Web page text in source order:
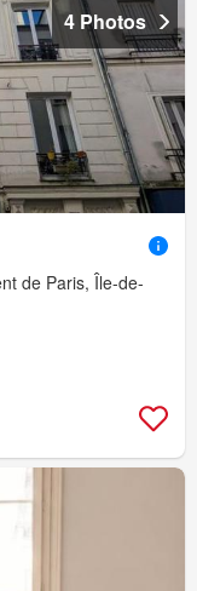
4 Photos
de Paris, Île-de-